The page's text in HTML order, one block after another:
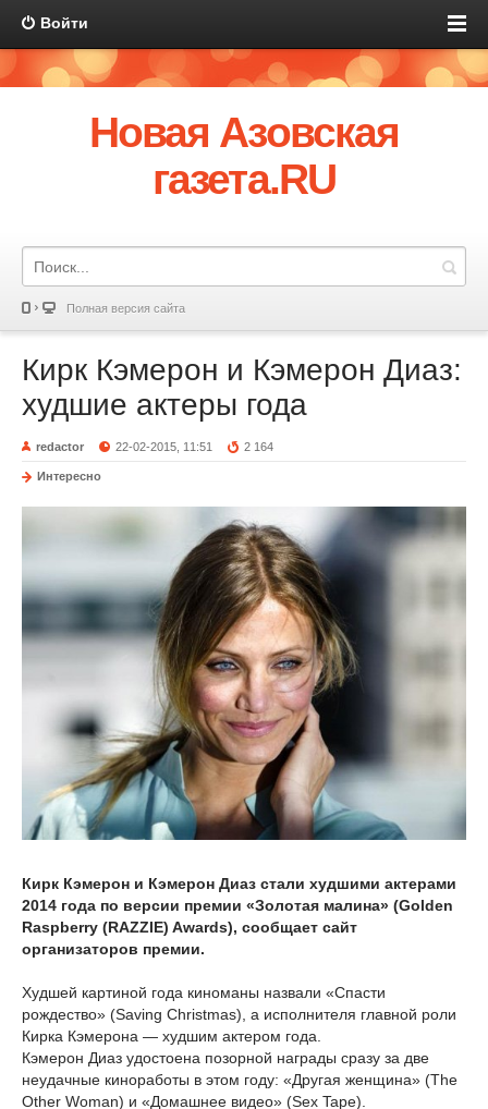
Войти
Новая Азовская
газета.RU
Полная версия сайта
Кирк Кэмерон и Кэмерон Диаз:
худшие актеры года
redactor 22-02-2015, 11:51 2 164
Интересно
Кирк Кэмерон и Кэмерон Диаз стали худшими актерами
2014 года по версии премии «Золотая малина» (Golden
Raspberry (RAZZIE) Awards), сообщает сайт
организаторов премии.
Худшей картиной года киноманы назвали «Спасти
рождество» (Saving Christmas), а исполнителя главной роли
Кирка Кэмерона — худшим актером года.
Кэмерон Диаз удостоена позорной награды сразу за две
неудачные киноработы в этом году: «Другая женщина» (The
Other Woman) и «Домашнее видео» (Sex Tape).